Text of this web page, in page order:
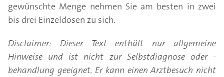
gewünschte Menge nehmen Sie am besten in zwei
bis drei Einzeldosen zu sich.
Disclaimer: Dieser Text enthält nur allgemeine
Hinweise und ist nicht zur Selbstdiagnose oder -
behandlung geeignet. Er kann einen Arztbesuch nicht